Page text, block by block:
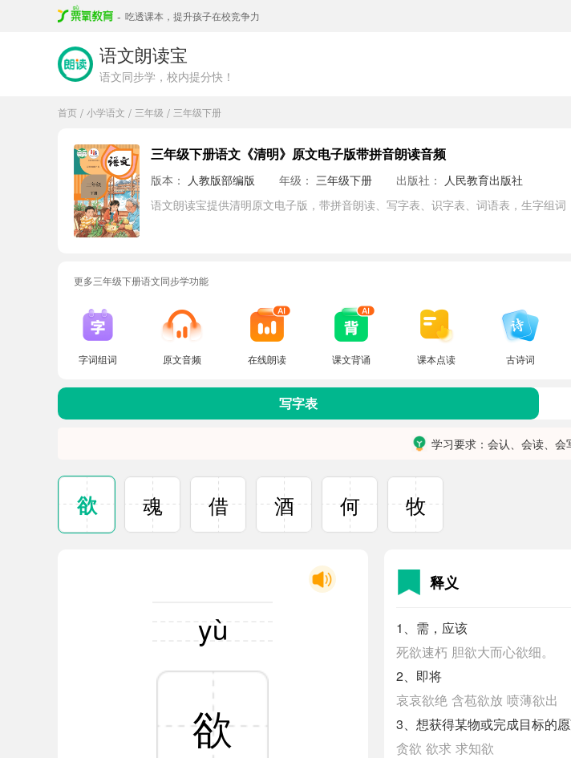
- 吃透课本，提升孩子在校竞争力
语文朗读宝
语文同步学，校内提分快！
首页 / 小学语文 / 三年级 / 三年级下册
三年级下册语文《清明》原文电子版带拼音朗读音频
版本： 人教版部编版 年级： 三年级下册 出版社： 人民教育出版社
语文朗读宝提供清明原文电子版，带拼音朗读、写字表、识字表、词语表，生字组
更多三年级下册语文同步学功能
字词组词 原文音频 在线朗读 课文背诵 课本点读 古诗词
写字表
学习要求：会认、会读、会
欲 魂 借 酒 何 牧
yù
欲
释义
1、需，应该
死欲速朽 胆欲大而心欲细。
2、即将
哀哀欲绝 含苞欲放 喷薄欲出
3、想获得某物或完成目标的
贪欲 欲求 求知欲